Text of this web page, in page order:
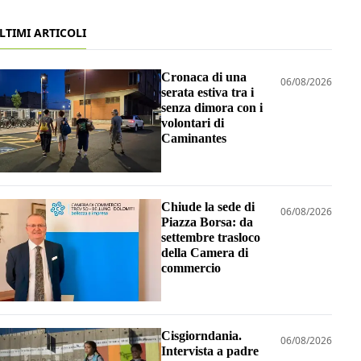
ARTICOLI
Cronaca di una
serata estiva tra i
senza dimora con i
volontari di
Caminantes
06/08/2026
Chiude la sede di
Piazza Borsa: da
settembre trasloco
della Camera di
commercio
06/08/2026
Cisgiorndania.
Intervista a padre
06/08/2026